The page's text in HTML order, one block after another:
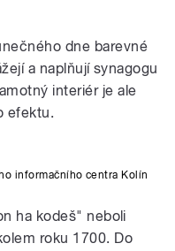
dne barevné
a naplňují synagogu
interiér je ale
efektu.
informačního centra Kolín
ha kodeš" neboli
roku 1700. Do